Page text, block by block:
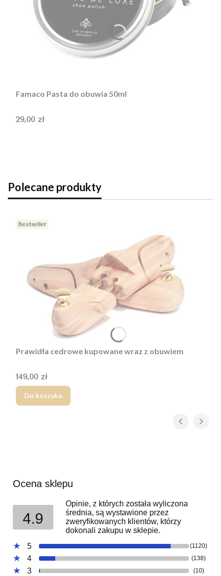
Famaco Pasta do obuwia 50ml
Cena
29,00 zł
Polecane produkty
Bestseller
Prawidła cedrowe kupowane wraz z obuwiem
Cena
149,00 zł
Do koszyka
Ocena sklepu
4.9
Opinie, z których została wyliczona
średnia, są wystawione przez
zweryfikowanych klientów, którzy
dokonali zakupu w sklepie.
5
(1120)
4 (138)
3 (10)